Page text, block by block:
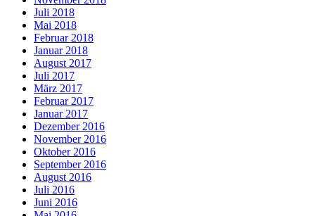
Juli 2018
Mai 2018
Februar 2018
Januar 2018
August 2017
Juli 2017
März 2017
Februar 2017
Januar 2017
Dezember 2016
November 2016
Oktober 2016
September 2016
August 2016
Juli 2016
Juni 2016